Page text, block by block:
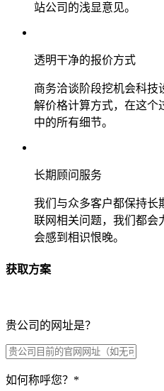
站公司的浅显意见。
透明干净的报价方式
商务洽谈阶段挖机会科技
解价格计算方式，在这个
中的所有细节。
长期顾问服务
我们与众多客户都保持长
联网相关问题，我们都会
会感到相识恨晚。
获取方案
贵公司的网址是？
如何称呼您？ *